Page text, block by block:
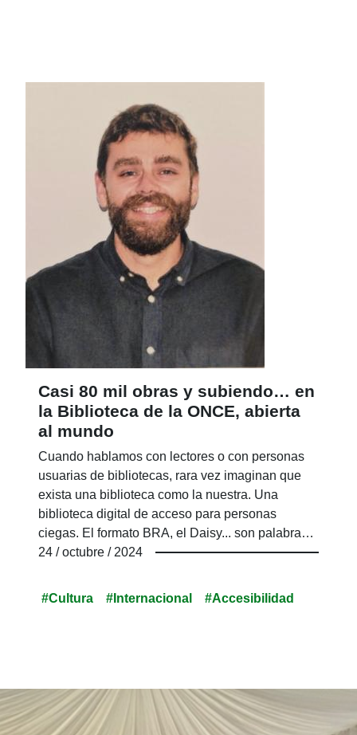
Casi 80 mil obras y subiendo… en
la Biblioteca de la ONCE, abierta
al mundo
Cuando hablamos con lectores o con personas
usuarias de bibliotecas, rara vez imaginan que
exista una biblioteca como la nuestra. Una
biblioteca digital de acceso para personas
ciegas. El formato BRA, el Daisy... son palabras
que no les dicen nada y producen sorpresa y
contamos que tenemos casi 80 mil obras
24 / octubre / 2024
#Cultura #Internacional #Accesibilidad